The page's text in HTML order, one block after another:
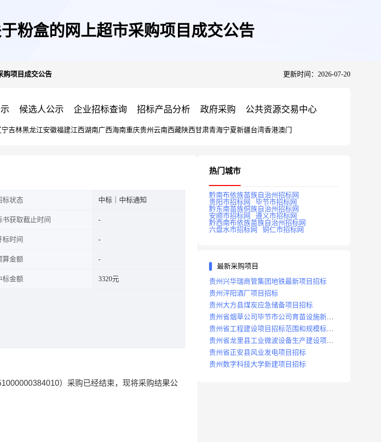
粉盒的网上超市采购项目成交公告
购项目成交公告 更新时间：2026-07-20
候选人公示 企业招标查询 招标产品分析 政府采购 公共资源交易中心
宁吉林黑龙江安徽福建江西湖南广西海南重庆贵州 云南西藏陕西甘肃青海宁夏新疆台湾香港澳门
标状态 中标｜中标通知
书获取截止时间
标时间
算金额
标金额 3320元
）采购已经结束，现将采购结果公
热门城市
黔南布依族苗族自治州招标网
贵阳市招标网
毕节市招标网
黔东南苗族侗族自治州招标网
安顺市招标网
遵义市招标网
黔西南布依族苗族自治州招标网
六盘水市招标网
铜仁市招标网
最新采购项目
贵州兴华瑞商管集团地铁最新项目招标
贵州泙阳酒厂项目招标
贵州大方县煤炭应急储备项目招标
贵州省烟草公司毕节市公司育苗设施新建
及修复项目招标公告
贵州省工程建设项目招标范围和规模标准
规定
贵州省龙里县工业微波设备生产建设项目
招标
贵州省正安县风业发电项目招标
贵州数字科技大学新建项目招标